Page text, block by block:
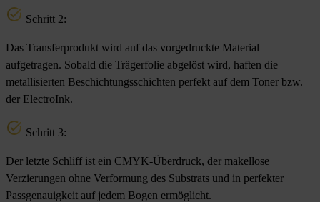
Schritt 2:
Das Transferprodukt wird auf das vorgedruckte Material
aufgetragen. Sobald die Trägerfolie abgelöst wird, haften die
metallisierten Beschichtungsschichten perfekt auf dem Toner bzw.
der ElectroInk.
Schritt 3:
Der letzte Schliff ist ein CMYK-Überdruck, der makellose
Verzierungen ohne Verformung des Substrats und in perfekter
Passgenauigkeit auf jedem Bogen ermöglicht.